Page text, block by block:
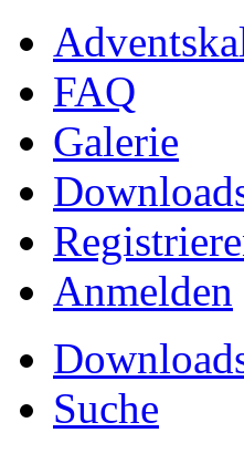
FAQ
Galerie
Anmelden
Suche